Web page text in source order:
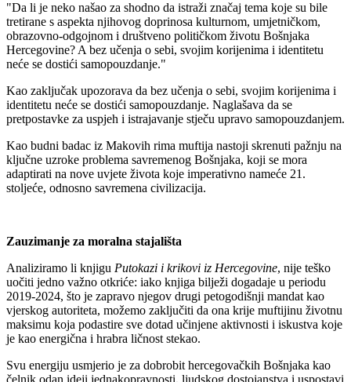
"Da li je neko našao za shodno da istraži značaj tema koje su bile
tretirane s aspekta njihovog doprinosa kulturnom, umjetničkom,
obrazovno-odgojnom i društveno političkom životu Bošnjaka
Hercegovine? A bez učenja o sebi, svojim korijenima i identitetu
neće se dostići samopouzdanje."
Kao zaključak upozorava da bez učenja o sebi, svojim korijenima i
identitetu neće se dostići samopouzdanje. Naglašava da se
pretpostavke za uspjeh i istrajavanje stječu upravo samopouzdanjem.
Kao budni badac iz Makovih rima muftija nastoji skrenuti pažnju na
ključne uzroke problema savremenog Bošnjaka, koji se mora
adaptirati na nove uvjete života koje imperativno nameće 21.
stoljeće, odnosno savremena civilizacija.
Zauzimanje za moralna stajališta
Analiziramo li knjigu Putokazi i krikovi iz Hercegovine, nije teško
uočiti jedno važno otkriće: iako knjiga bilježi dogadaje u periodu
2019-2024, što je zapravo njegov drugi petogodišnji mandat kao
vjerskog autoriteta, možemo zaključiti da ona krije muftijinu životnu
maksimu koja podastire sve dotad učinjene aktivnosti i iskustva koje
je kao energična i hrabra ličnost stekao.
Svu energiju usmjerio je za dobrobit hercegovačkih Bošnjaka kao